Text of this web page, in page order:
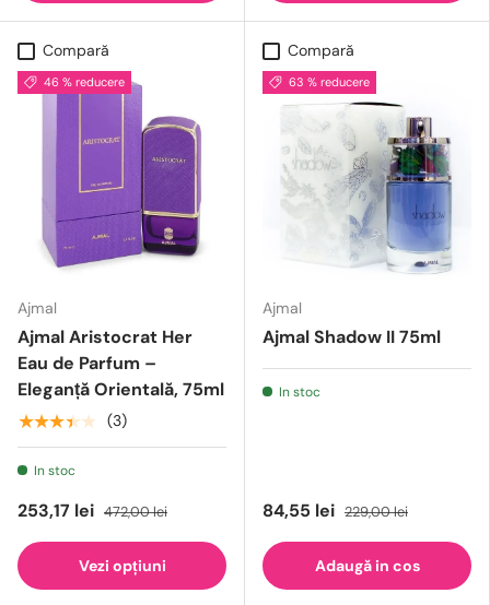
Compară
46 % reducere
Ajmal
Ajmal Aristocrat Her
Eau de Parfum –
Eleganță Orientală, 75ml
★★★★★ (3)
In stoc
253,17 lei 472,00 lei
Vezi opțiuni
Compară
63 % reducere
Ajmal
Ajmal Shadow II 75ml
In stoc
84,55 lei 229,00 lei
Adaugă in cos